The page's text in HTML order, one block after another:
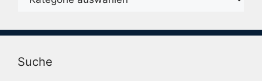
Suche